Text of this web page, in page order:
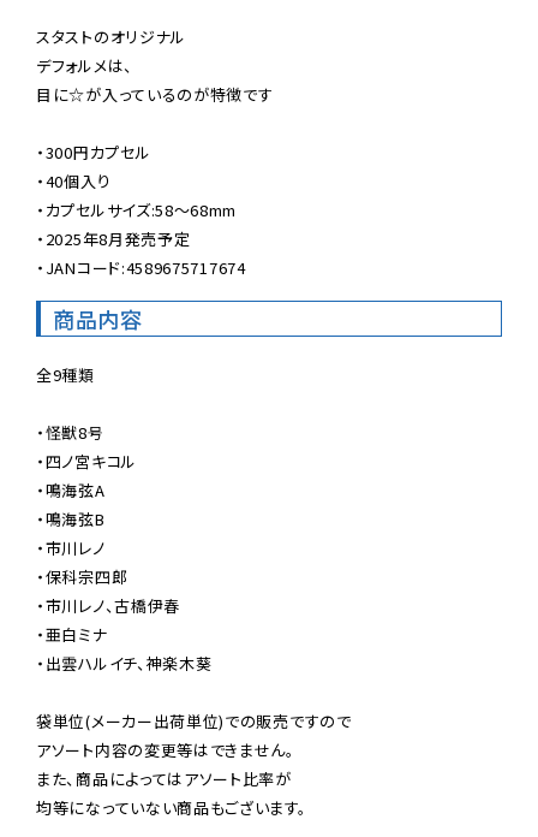
スタストのオリジナル
デフォルメは、
目に☆が入っているのが特徴です
・300円カプセル
・40個入り
・カプセルサイズ:58〜68mm
・2025年8月発売予定
・JANコード:4589675717674
商品内容
全9種類
・怪獣8号
・四ノ宮キコル
・鳴海弦A
・鳴海弦B
・市川レノ
・保科宗四郎
・市川レノ、古橋伊春
・亜白ミナ
・出雲ハルイチ、神楽木葵
袋単位(メーカー出荷単位)での販売ですので
アソート内容の変更等はできません。
また、商品によってはアソート比率が
均等になっていない商品もございます。